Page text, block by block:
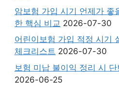
암보험 가입 시기 언제가 좋
한 핵심 비교 2026-07-30
어린이보험 가입 적정 시기
체크리스트 2026-07-30
보험 미납 불이익 정리 시
2026-06-25